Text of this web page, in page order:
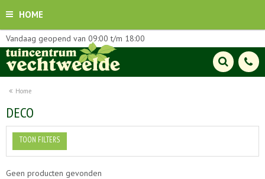
HOME
Home
Vandaag geopend van 09:00 t/m 18:00
DECO
TOON FILTERS
Geen producten gevonden